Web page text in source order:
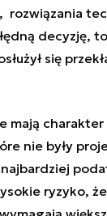
rozwiązania
decyzję,
się
mają
nie były
ryzyko,